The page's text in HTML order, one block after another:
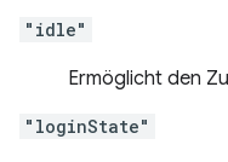
"idle"
Ermöglicht den
"loginState"